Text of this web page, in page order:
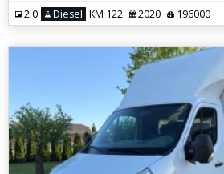
2.0 Diesel KM 122 2020 196000